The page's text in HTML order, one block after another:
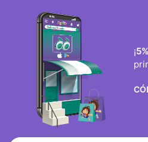
BONECOS BONECAS BEBÊ NENUCO
ESGOTADO
¡5%